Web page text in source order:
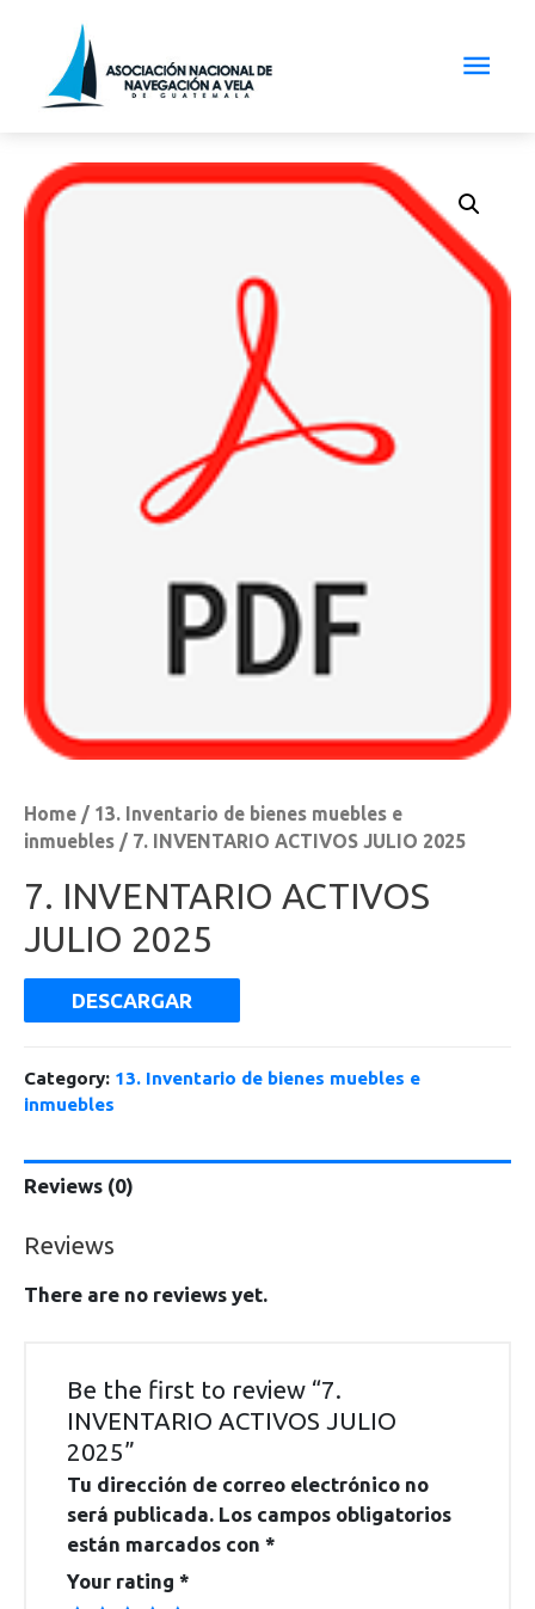
Home / 13. Inventario de bienes muebles e
inmuebles / 7. INVENTARIO ACTIVOS JULIO 2025
7. INVENTARIO ACTIVOS
JULIO 2025
DESCARGAR
Category: 13. Inventario de bienes muebles e
inmuebles
Reviews (0)
Reviews
There are no reviews yet.
Be the first to review “7.
INVENTARIO ACTIVOS JULIO
2025”
Tu dirección de correo electrónico no
será publicada. Los campos obligatorios
están marcados con *
Your rating *